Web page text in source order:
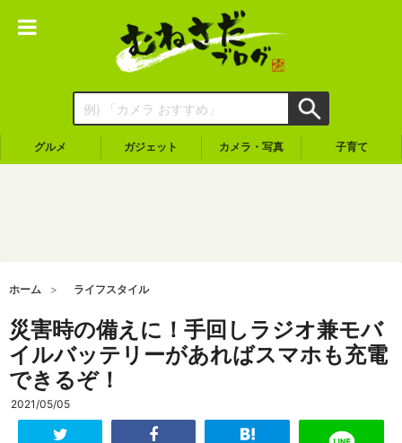
グルメ ガジェット カメラ・写真 子育て
ホーム ライフスタイル
災害時の備えに！手回しラジオ兼モバ
イルバッテリーがあればスマホも充電
できるぞ！
2021/05/05